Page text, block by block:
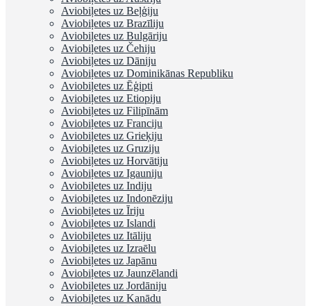
Aviobiļetes uz Beļģiju
Aviobiļetes uz Brazīliju
Aviobiļetes uz Bulgāriju
Aviobiļetes uz Čehiju
Aviobiļetes uz Dāniju
Aviobiļetes uz Dominikānas Republiku
Aviobiļetes uz Ēģipti
Aviobiļetes uz Etiopiju
Aviobiļetes uz Filipīnām
Aviobiļetes uz Franciju
Aviobiļetes uz Grieķiju
Aviobiļetes uz Gruziju
Aviobiļetes uz Horvātiju
Aviobiļetes uz Igauniju
Aviobiļetes uz Indiju
Aviobiļetes uz Indonēziju
Aviobiļetes uz Īriju
Aviobiļetes uz Islandi
Aviobiļetes uz Itāliju
Aviobiļetes uz Izraēlu
Aviobiļetes uz Japānu
Aviobiļetes uz Jaunzēlandi
Aviobiļetes uz Jordāniju
Aviobiļetes uz Kanādu